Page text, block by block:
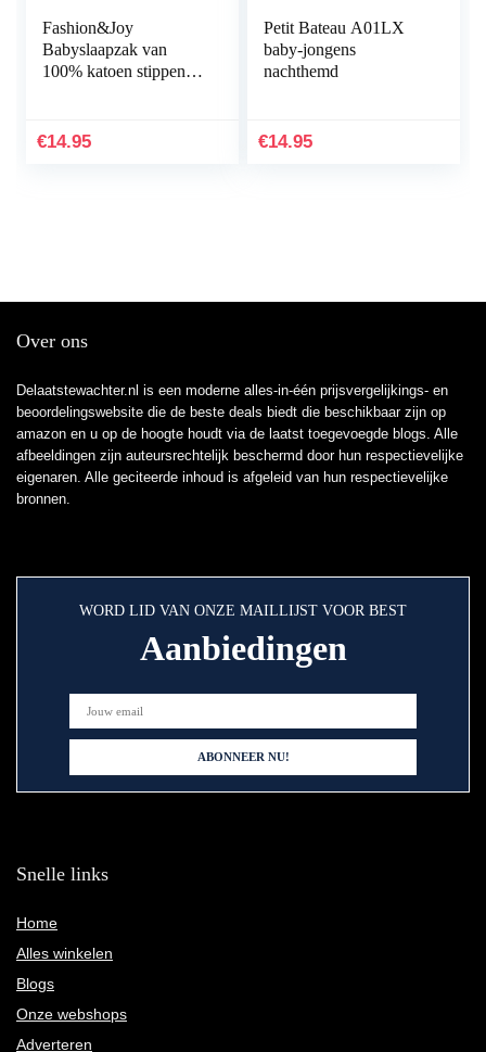
Fashion&Joy
Babyslaapzak van
100% katoen stippen in
licht gevoerd ademend
€14.95
Petit Bateau A01LX
baby-jongens
nachthemd
€14.95
Over ons
Delaatstewachter.nl is een moderne alles-in-één prijsvergelijkings- en
beoordelingswebsite die de beste deals biedt die beschikbaar zijn op
amazon en u op de hoogte houdt via de laatst toegevoegde blogs. Alle
afbeeldingen zijn auteursrechtelijk beschermd door hun respectievelijke
eigenaren. Alle geciteerde inhoud is afgeleid van hun respectievelijke
bronnen.
WORD LID VAN ONZE MAILLIJST VOOR BEST
Aanbiedingen
Snelle links
Home
Alles winkelen
Blogs
Onze webshops
Adverteren